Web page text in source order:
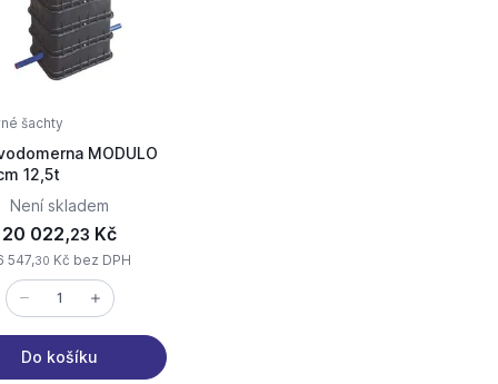
šachty
MODULO
12,5t
Není skladem
20 022,23 Kč
547,30 Kč bez DPH
Do košíku